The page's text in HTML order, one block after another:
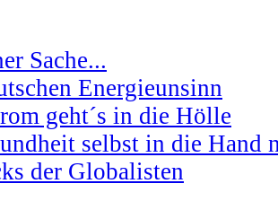
Sache...
Energieunsinn
geht´s in die Hölle
selbst in die Hand
der Globalisten